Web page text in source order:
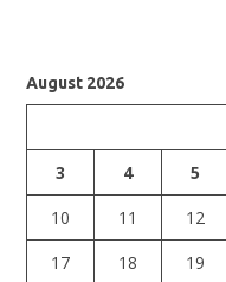
August 2026
3
4 5
10
11 12
17
18 19